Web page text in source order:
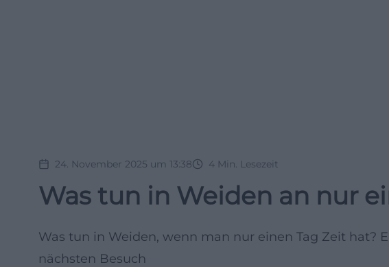
24. November 2025 um 13:38 4 Min. Lesezeit
Was tun in Weiden an nur
Was tun in Weiden, wenn man nur einen Tag Zeit hat?
nächsten Besuch